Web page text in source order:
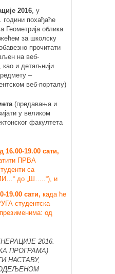
2016, у
години похађаће
Геометрија облика
за школску
прочитати
на веб-
као и детаљнији
–
веб-порталу)
(предавања и
у великом
факултета
19.00 сати,
ПРВА
са
до „Ш…..“), и
19.00 сати, када ће
студентска
од
2016.
ПРОГРАМА)
НАСТАВУ,